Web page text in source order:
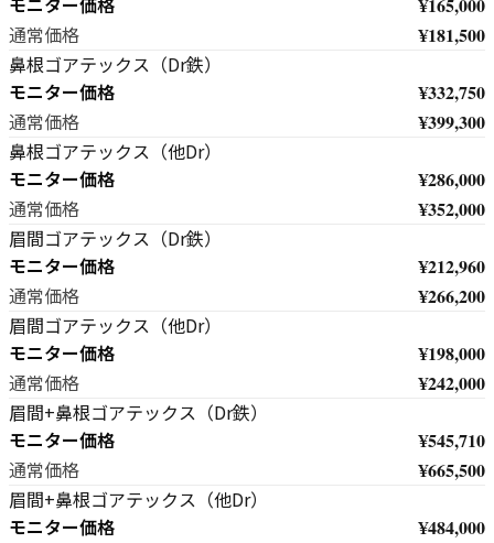
通常価格 ¥181,500
鼻根ゴアテックス（Dr鉄）
モニター価格 ¥332,750
通常価格 ¥399,300
鼻根ゴアテックス（他Dr）
モニター価格 ¥286,000
通常価格 ¥352,000
眉間ゴアテックス（Dr鉄）
モニター価格 ¥212,960
通常価格 ¥266,200
眉間ゴアテックス（他Dr）
モニター価格 ¥198,000
通常価格 ¥242,000
眉間+鼻根ゴアテックス（Dr鉄）
モニター価格 ¥545,710
通常価格 ¥665,500
眉間+鼻根ゴアテックス（他Dr）
モニター価格 ¥484,000